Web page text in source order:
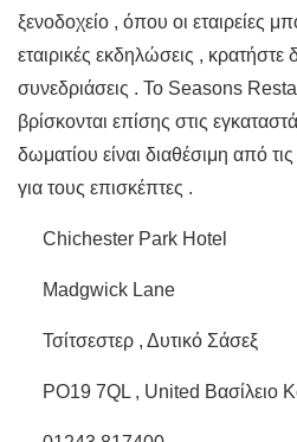
ξενοδοχείο , όπου οι εταιρείες
εταιρικές εκδηλώσεις , κρατήστε
συνεδριάσεις . Το Seasons
βρίσκονται επίσης στις
δωματίου είναι διαθέσιμη από
για τους επισκέπτες .
Chichester Park Hotel
Madgwick Lane
Τσίτσεστερ , Δυτικό Σάσεξ
PO19 7QL , United Βασίλειο